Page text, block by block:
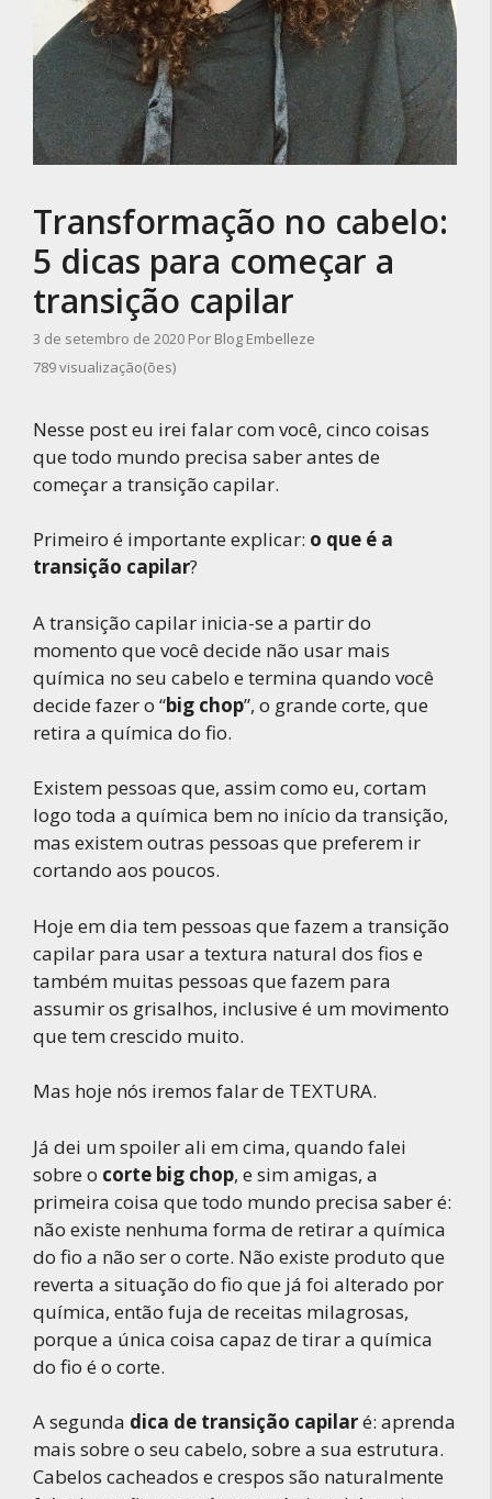
Transformação no cabelo:
5 dicas para começar a
transição capilar
3 de setembro de 2020 Por Blog Embelleze
789 visualização(ões)
Nesse post eu irei falar com você, cinco coisas
que todo mundo precisa saber antes de
começar a transição capilar.
Primeiro é importante explicar: o que é a
transição capilar?
A transição capilar inicia-se a partir do
momento que você decide não usar mais
química no seu cabelo e termina quando você
decide fazer o “big chop”, o grande corte, que
retira a química do fio.
Existem pessoas que, assim como eu, cortam
logo toda a química bem no início da transição,
mas existem outras pessoas que preferem ir
cortando aos poucos.
Hoje em dia tem pessoas que fazem a transição
capilar para usar a textura natural dos fios e
também muitas pessoas que fazem para
assumir os grisalhos, inclusive é um movimento
que tem crescido muito.
Mas hoje nós iremos falar de TEXTURA.
Já dei um spoiler ali em cima, quando falei
sobre o corte big chop, e sim amigas, a
primeira coisa que todo mundo precisa saber é:
não existe nenhuma forma de retirar a química
do fio a não ser o corte. Não existe produto que
reverta a situação do fio que já foi alterado por
química, então fuja de receitas milagrosas,
porque a única coisa capaz de tirar a química
do fio é o corte.
A segunda dica de transição capilaré: aprenda
mais sobre o seu cabelo, sobre a sua estrutura.
Cabelos cacheados e crespos são naturalmente